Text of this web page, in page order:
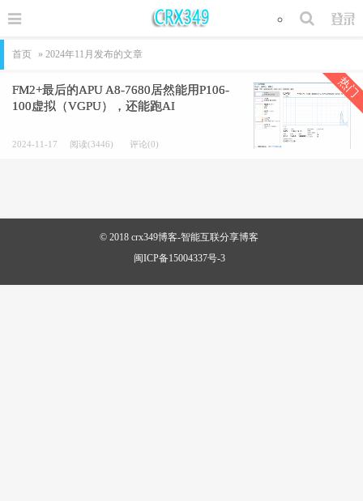
首页 » 2024年11月发布的文章
FM2+最后的APU A8-7680居然能用P106-
100虚拟（VGPU），还能跑AI
2024-11-17 阅读(3446) 评论(0)
热门
© 2018 crx349博客-智能互联分享博客
闽ICP备15004337号-3